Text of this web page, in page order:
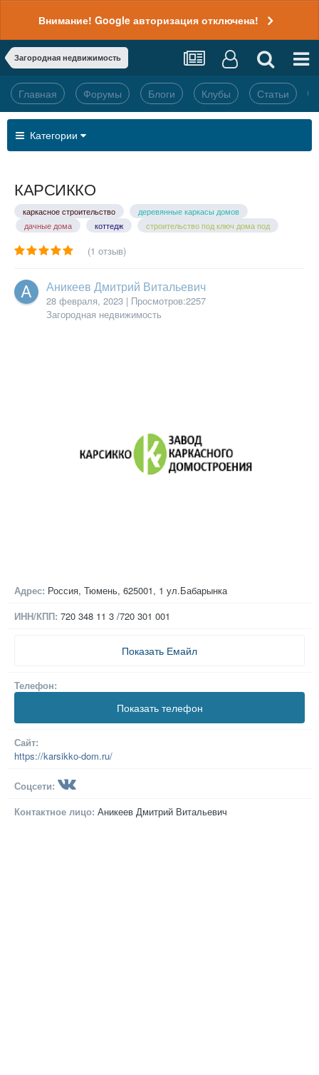
Внимание! Google авторизация отключена!
Загородная недвижимость
Главная Форумы Блоги Клубы Статьи
Категории
КАРСИККО
каркасное строительство
деревянные каркасы домов
дачные дома
коттедж строительство под ключ дома под
(1 отзыв)
Аникеев Дмитрий Витальевич
28 февраля, 2023 | Просмотров:2257
Загородная недвижимость
Адрес: Россия, Тюмень, 625001, 1 ул.Бабарынка
ИНН/КПП: 720 348 11 3 /720 301 001
Показать Емайл
Телефон:
Показать телефон
Сайт:
https://karsikko-dom.ru/
Соцсети:
Контактное лицо: Аникеев Дмитрий Витальевич